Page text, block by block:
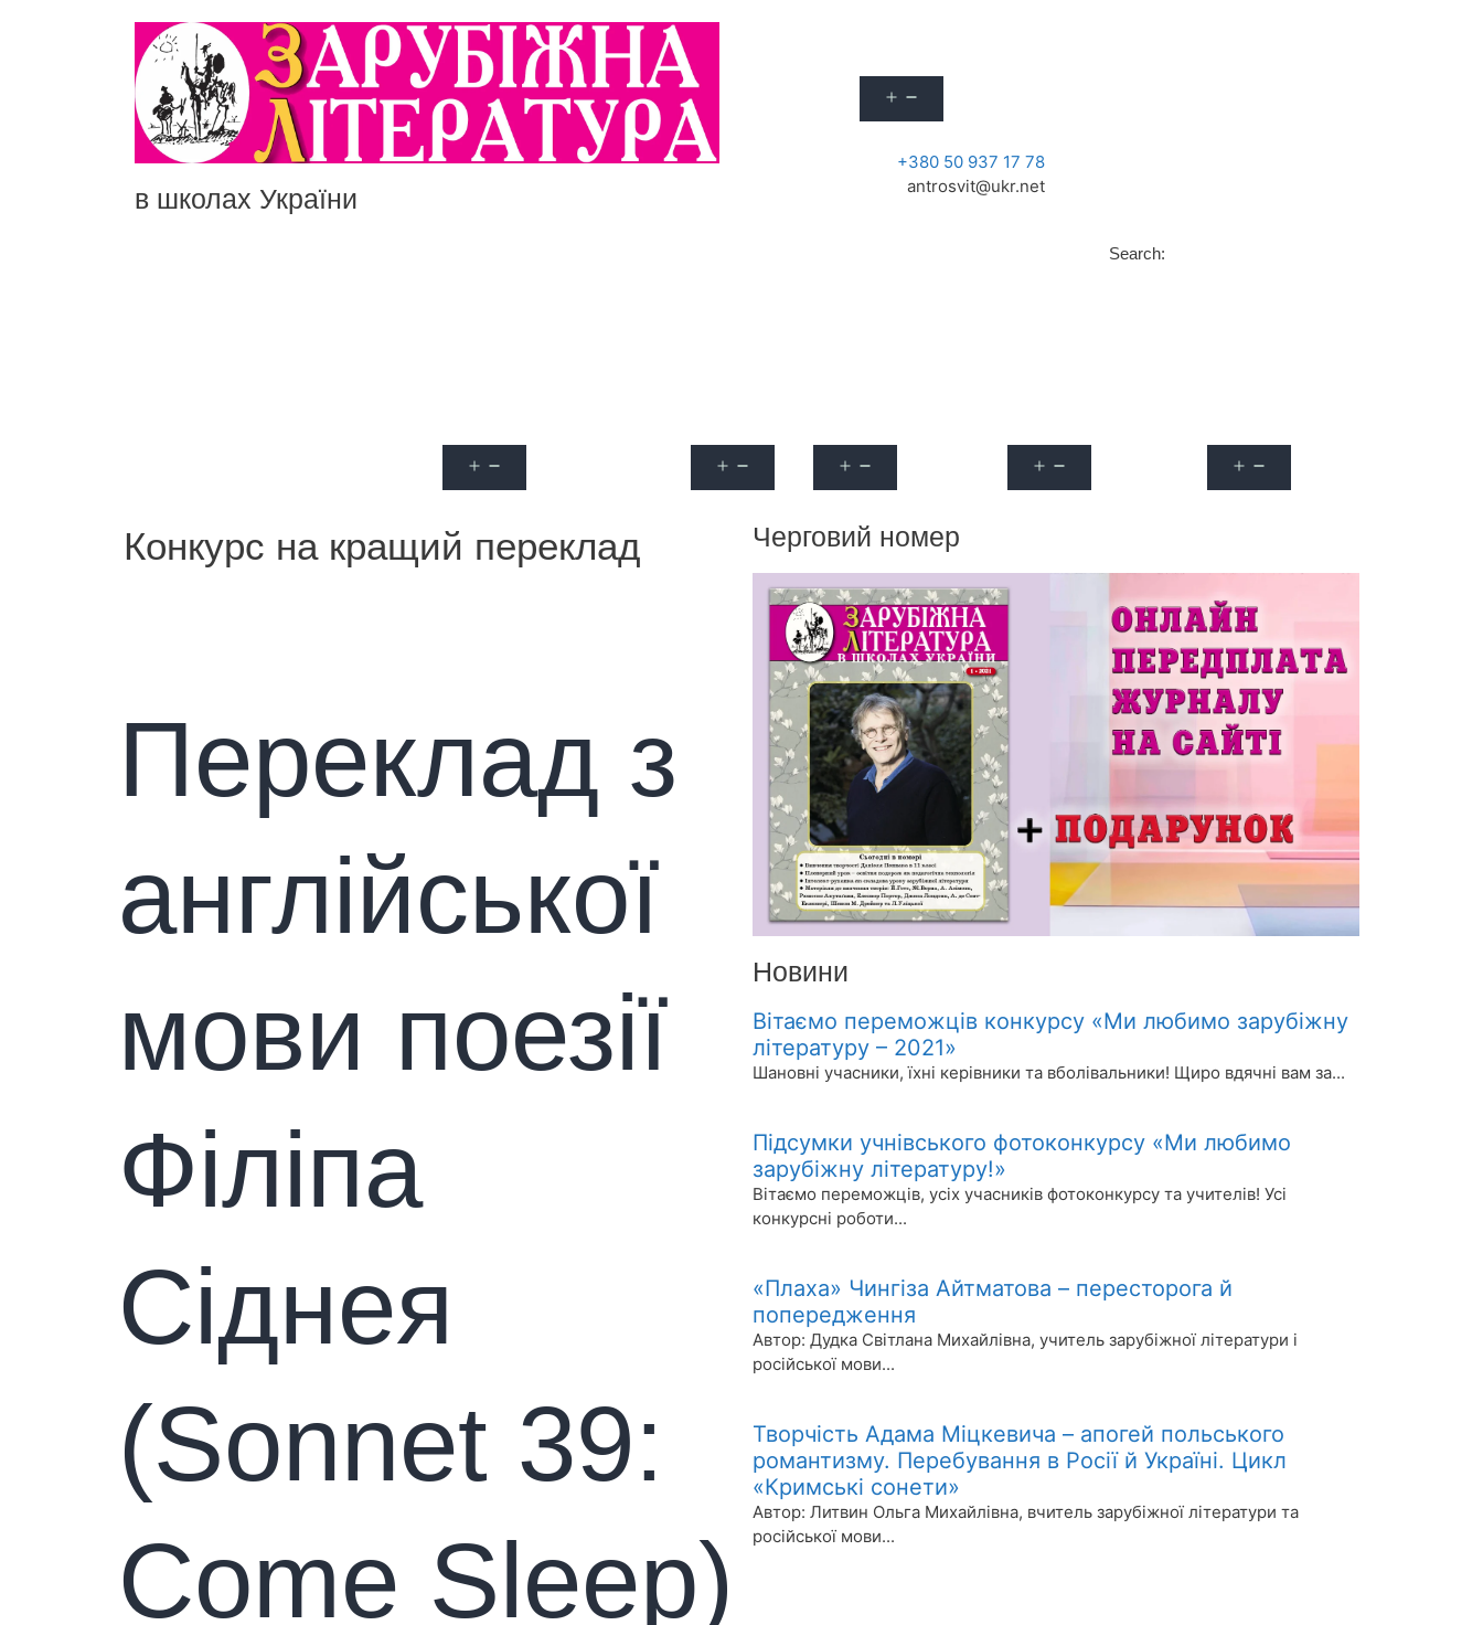
в школах України
+380 50 937 17 78
antrosvit@ukr.net
Search:
Конкурс на кращий переклад
Переклад з
англійської
мови поезії
Філіпа
Сіднея
(Sonnet 39:
Come Sleep)
Черговий номер
Новини
Вітаємо переможців конкурсу «Ми любимо зарубіжну
літературу – 2021»
Шановні учасники, їхні керівники та вболівальники! Щиро вдячні вам за...
Підсумки учнівського фотоконкурсу «Ми любимо
зарубіжну літературу!»
Вітаємо переможців, усіх учасників фотоконкурсу та учителів! Усі
конкурсні роботи...
«Плаха» Чингіза Айтматова – пересторога й
попередження
Автор: Дудка Світлана Михайлівна, учитель зарубіжної літератури і
російської мови...
Творчість Адама Міцкевича – апогей польського
романтизму. Перебування в Росії й Україні. Цикл
«Кримські сонети»
Автор: Литвин Ольга Михайлівна, вчитель зарубіжної літератури та
російської мови...